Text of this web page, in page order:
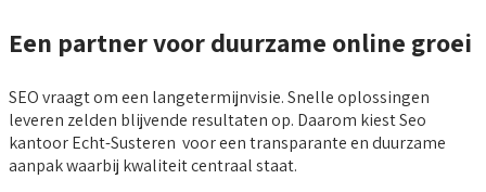
Een partner voor duurzame online groei
SEO vraagt om een langetermijnvisie. Snelle oplossingen
leveren zelden blijvende resultaten op. Daarom kiest Seo
kantoor Echt-Susteren voor een transparante en duurzame
aanpak waarbij kwaliteit centraal staat.